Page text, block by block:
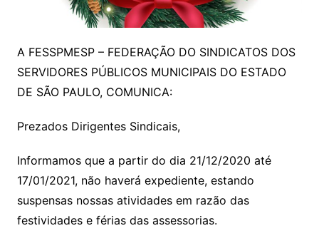
A FESSPMESP – FEDERAÇÃO DO SINDICATOS DOS
SERVIDORES PÚBLICOS MUNICIPAIS DO ESTADO
DE SÃO PAULO, COMUNICA:
Prezados Dirigentes Sindicais,
Informamos que a partir do dia 21/12/2020 até
17/01/2021, não haverá expediente, estando
suspensas nossas atividades em razão das
festividades e férias das assessorias.